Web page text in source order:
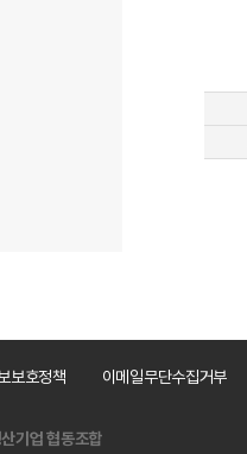
보호정책 이메일무단수집거부
기업 협동조합